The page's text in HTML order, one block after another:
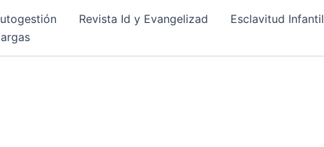
Revista Id y Evangelizad Esclavitud Infantil